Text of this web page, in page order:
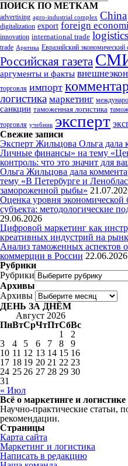
ПОИСК ПО МЕТКАМ
advertising agro-industrial complex China
digitalization export foreign
innovation international trade logistics
trade Арктика Евразийский экономический
Российская газета
аргументы и факты
торговля импорт
логистика маркетинг
санкции таможенная логистика
торговля учебник эксперт
Свежие записи
Эксперт Жильцова Ольга дала
Личные финансы» на тему
контроль: что это значит для
Ольга Жильцова дала
тему «В Петербурге и
замороженной рыбы»
Оценка уровня экономической
субъекта: методологические
29.06.2026
Цифровой маркетинг как
креативных индустрий на
Анализ таможенных аспектов
коммерции в России 22.06.2026
Рубрики
Рубрики
Архивы
Архивы
ДЕНЬ ЗА ДНЁМ
Август 2026
ПнВтСрЧтПтСбВс
1
2
3
4 5 6 7 8
9
10 11 12 13 14 15 16
17 18 19 20 21 22 23
24 25 26 27 28 29 30
31
« Июл
Всё о маркетинге и логистике
Научно-практические статьи,
рекомендации.
Страницы
Карта сайта
Маркетинг и логистика
Написать в редакцию